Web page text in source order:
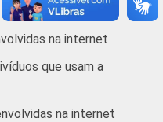
5 SM 87 13
+
na internet
que usam a
na internet